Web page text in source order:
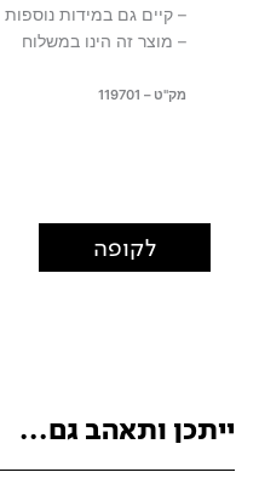
– קיים גם במידות נוספות
– מוצר זה הינו במשלוח
מק"ט – 119701
לקופה
ייתכן ותאהב גם...